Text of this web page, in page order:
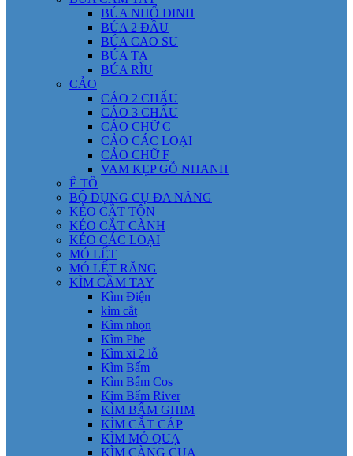
BÚA NHỔ ĐINH
BÚA 2 ĐẦU
BÚA CAO SU
BÚA TẠ
BÚA RÌU
CẢO
CẢO 2 CHẤU
CẢO 3 CHẤU
CẢO CHỮ C
CẢO CÁC LOẠI
CẢO CHỮ F
VAM KẸP GỖ NHANH
Ê TÔ
BỘ DỤNG CỤ ĐA NĂNG
KÉO CẮT TÔN
KÉO CẮT CÀNH
KÉO CÁC LOẠI
MỎ LẾT
MỎ LẾT RĂNG
KÌM CẦM TAY
Kìm Điện
kìm cắt
Kìm nhọn
Kìm Phe
Kìm xi 2 lỗ
Kìm Bấm
Kìm Bấm Cos
Kìm Bấm River
KÌM BẤM GHIM
KÌM CẮT CÁP
KÌM MỎ QUẠ
KÌM CÀNG CUA